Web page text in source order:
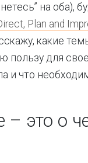
на оба),
Plan and
какие
пользу для
и что
– это о